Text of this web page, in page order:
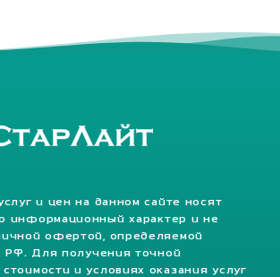
и цен на данном сайте носят
информационный характер и не
офертой, определяемой
РФ. Для получения точной
и условиях оказания услуг